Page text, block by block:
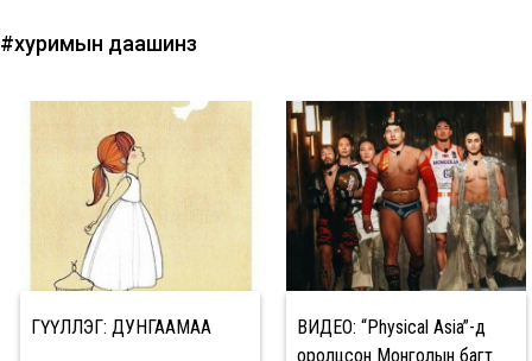
#хуримын даашинз
ӨГҮҮЛЛЭГ: ДУНГААМАА
ВИДЕО: “Physical Asia”-д
оролцсон Монголын багт